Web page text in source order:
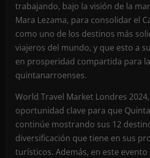
trabajando, bajo la visión de la
Mara Lezama, para consolidar el
como uno de los destinos más
viajeros del mundo, y que esto a
en prosperidad compartida para
quintanarroenses.
World Travel Market Londres
oportunidad clave para que
continúe mostrando sus 12
diversificación que tiene en sus
turísticos. Además, en este evento